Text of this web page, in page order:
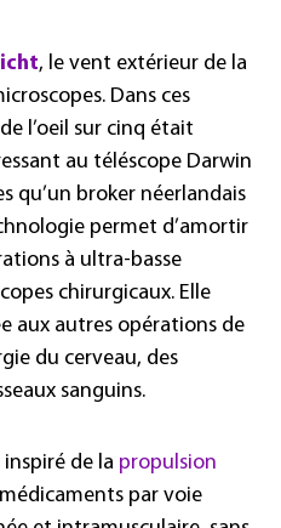
, le vent extérieur de la
Dans ces
l’oeil sur cinq était
au téléscope Darwin
qu’un broker néerlandais
permet d’amortir
à ultra-basse
chirurgicaux. Elle
aux autres opérations de
du cerveau, des
sanguins.
inspiré de la propulsion
par voie